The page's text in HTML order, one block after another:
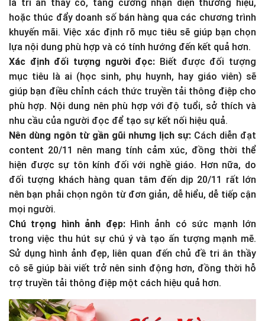
là tri ân thầy cô, tăng cường nhận diện thương hiệu,
hoặc thúc đẩy doanh số bán hàng qua các chương trình
khuyến mãi. Việc xác định rõ mục tiêu sẽ giúp bạn chọn
lựa nội dung phù hợp và có tính hướng đến kết quả hơn.
Xác định đối tượng người đọc: Biết được đối tượng
mục tiêu là ai (học sinh, phụ huynh, hay giáo viên) sẽ
giúp bạn điều chỉnh cách thức truyền tải thông điệp cho
phù hợp. Nội dung nên phù hợp với độ tuổi, sở thích và
nhu cầu của người đọc để tạo sự kết nối hiệu quả.
Nên dùng ngôn từ gần gũi nhưng lịch sự: Cách diễn đạt
content 20/11 nên mang tính cảm xúc, đồng thời thể
hiện được sự tôn kính đối với nghề giáo. Hơn nữa, do
đối tượng khách hàng quan tâm đến dịp 20/11 rất lớn
nên bạn phải chọn ngôn từ đơn giản, dễ hiểu, dễ tiếp cận
mọi người.
Chú trọng hình ảnh đẹp: Hình ảnh có sức mạnh lớn
trong việc thu hút sự chú ý và tạo ấn tượng mạnh mẽ.
Sử dụng hình ảnh đẹp, liên quan đến chủ đề tri ân thầy
cô sẽ giúp bài viết trở nên sinh động hơn, đồng thời hỗ
trợ truyền tải thông điệp một cách hiệu quả hơn.